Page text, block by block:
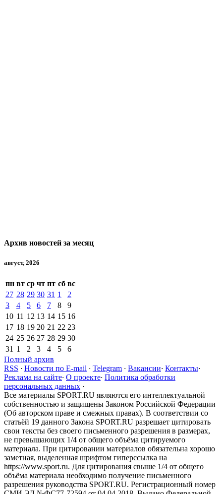
Архив новостей за месяц
август, 2026
пн вт ср чт пт сб вс
27 28 29 30 31 1
2
3
4 5 6 7 8
9
10 11 12 13 14 15 16
17 18 19 20 21 22 23
24 25 26 27 28 29 30
31 1 2 3 4 5
6
Полный архив
RSS · Новости по E-mail · Telegram · Вакансии· Контакты·
Реклама на сайте· О проекте· Политика обработки
персональных данных ·
Все материалы SPORT.RU являются его интеллектуальной
собственностью и защищены Законом Российской Федерации
(Об авторском праве и смежных правах). В соответствии со
статьёй 19 данного Закона SPORT.RU разрешает цитировать
свои тексты без своего письменного разрешения в размерах,
не превышающих 1/4 от общего объёма цитируемого
материала. При цитировании материалов обязательна хорошо
заметная, выделенная шрифтом гиперссылка на
https://www.sport.ru. Для цитирования свыше 1/4 от общего
объёма материала необходимо получение письменного
разрешения руководства SPORT.RU. Регистрационный номер